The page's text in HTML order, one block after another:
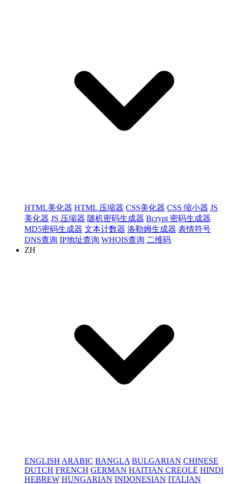
HTML美化器 HTML 压缩器 CSS美化器 CSS 缩小器 JS
美化器 JS 压缩器 随机密码生成器 Bcrypt 密码生成器
MD5密码生成器 文本计数器 洛勒姆生成器 表情符号
DNS查询 IP地址查询 WHOIS查询 二维码
ZH
ENGLISH ARABIC BANGLA BULGARIAN CHINESE
DUTCH FRENCH GERMAN HAITIAN CREOLE HINDI
HEBREW HUNGARIAN INDONESIAN ITALIAN